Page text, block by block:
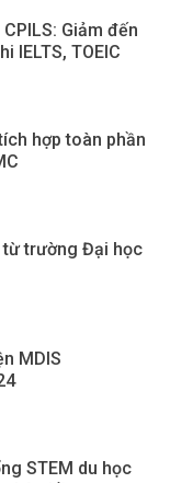
Giảm đến
IELTS, TOEIC
hợp toàn phần
từ trường Đại học
MDIS
STEM du học